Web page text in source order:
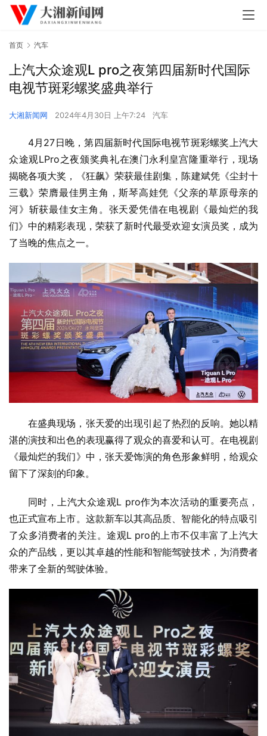
首页 汽车
上汽大众途观L pro之夜第四届新时代国际
电视节斑彩螺奖盛典举行
大湘新闻网 2024年4月30日 上午7:24 汽车
4月27日晚，第四届新时代国际电视节斑彩螺奖上汽大
众途观LPro之夜颁奖典礼在澳门永利皇宫隆重举行，现场
揭晓各项大奖，《狂飙》荣获最佳剧集，陈建斌凭《尘封十
三载》荣膺最佳男主角，斯琴高娃凭《父亲的草原母亲的
河》斩获最佳女主角。张天爱凭借在电视剧《最灿烂的我
们》中的精彩表现，荣获了新时代最受欢迎女演员奖，成为
了当晚的焦点之一。
在盛典现场，张天爱的出现引起了热烈的反响。她以精
湛的演技和出色的表现赢得了观众的喜爱和认可。在电视剧
《最灿烂的我们》中，张天爱饰演的角色形象鲜明，给观众
留下了深刻的印象。
同时，上汽大众途观L pro作为本次活动的重要亮点，
也正式宣布上市。这款新车以其高品质、智能化的特点吸引
了众多消费者的关注。途观L pro的上市不仅丰富了上汽大
众的产品线，更以其卓越的性能和智能驾驶技术，为消费者
带来了全新的驾驶体验。